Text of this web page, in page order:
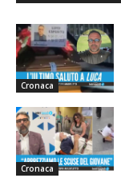
Cronaca
Cronaca